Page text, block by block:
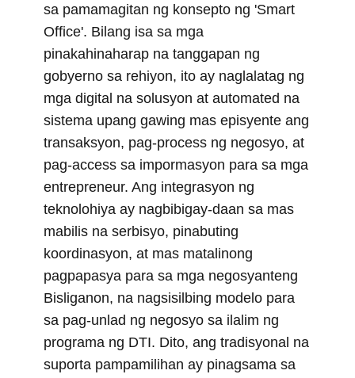
r
t
sa pamamagitan ng konsepto ng 'Smart
Office'. Bilang isa sa mga
pinakahinaharap na tanggapan ng
gobyerno sa rehiyon, ito ay naglalatag ng
mga digital na solusyon at automated na
sistema upang gawing mas episyente ang
transaksyon, pag-process ng negosyo, at
pag-access sa impormasyon para sa mga
entrepreneur. Ang integrasyon ng
teknolohiya ay nagbibigay-daan sa mas
mabilis na serbisyo, pinabuting
koordinasyon, at mas matalinong
pagpapasya para sa mga negosyanteng
Bisliganon, na nagsisilbing modelo para
sa pag-unlad ng negosyo sa ilalim ng
programa ng DTI. Dito, ang tradisyonal na
suporta pampamilihan ay pinagsama sa